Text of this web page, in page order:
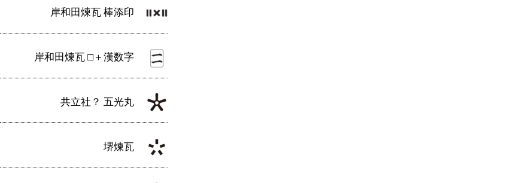
岸和田煉瓦 棒添印
岸和田煉瓦 □＋漢数字
共立社？ 五光丸
堺煉瓦